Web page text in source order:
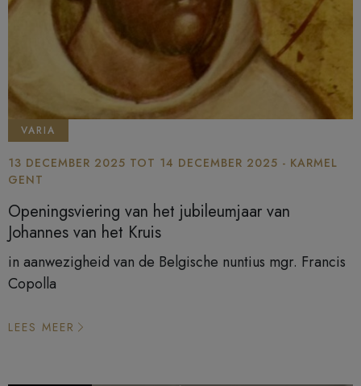
VARIA
13 DECEMBER 2025 TOT 14 DECEMBER 2025 - KARMEL
GENT
Openingsviering van het jubileumjaar van
Johannes van het Kruis
in aanwezigheid van de Belgische nuntius mgr. Francis
Copolla
LEES MEER